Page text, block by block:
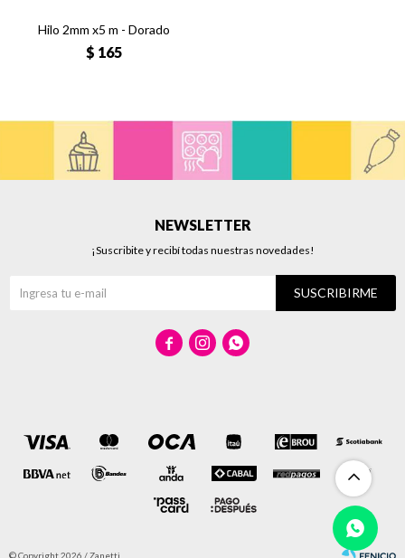
Hilo 2mm x5 m - Dorado
$ 165
NEWSLETTER
¡Suscribite y recibí todas nuestras novedades!
SUSCRIBIRME
  
© Copyright 2026 / Zanetti